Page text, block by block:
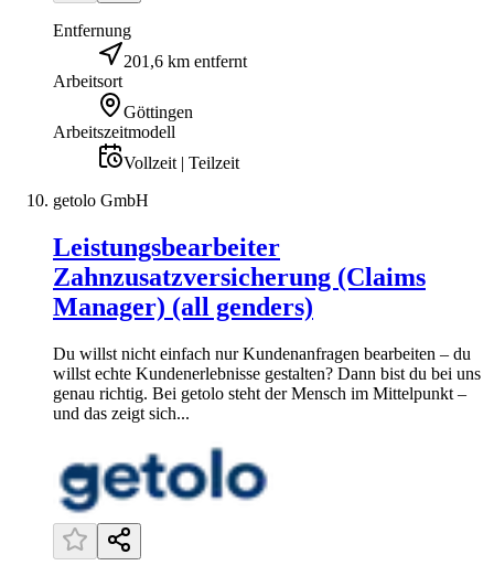
Entfernung
201,6 km entfernt
Arbeitsort
Göttingen
Arbeitszeitmodell
Vollzeit | Teilzeit
getolo GmbH
Leistungsbearbeiter
Zahnzusatzversicherung (Claims
Manager) (all genders)
Du willst nicht einfach nur Kundenanfragen bearbeiten – du
willst echte Kundenerlebnisse gestalten? Dann bist du bei uns
genau richtig. Bei getolo steht der Mensch im Mittelpunkt –
und das zeigt sich...